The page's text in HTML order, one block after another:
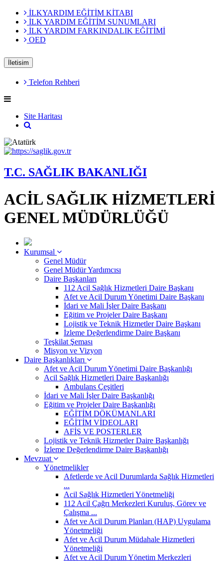
İLKYARDIM EĞİTİM KİTABI
İLK YARDIM EĞİTİM SUNUMLARI
İLK YARDIM FARKINDALIK EĞİTİMİ
OED
İletisim
Telefon Rehberi
Site Haritası
T.C. SAĞLIK BAKANLIĞI
ACİL SAĞLIK HİZMETLERİ
GENEL MÜDÜRLÜĞÜ
Kurumsal
Genel Müdür
Genel Müdür Yardımcısı
Daire Başkanları
112 Acil Sağlık Hizmetleri Daire Başkanı
Afet ve Acil Durum Yönetimi Daire Başkanı
İdari ve Mali İşler Daire Başkanı
Eğitim ve Projeler Daire Başkanı
Lojistik ve Teknik Hizmetler Daire Başkanı
İzleme Değerlendirme Daire Başkanı
Teşkilat Şeması
Misyon ve Vizyon
Daire Başkanlıkları
Afet ve Acil Durum Yönetimi Daire Başkanlığı
Acil Sağlık Hizmetleri Daire Başkanlığı
Ambulans Çeşitleri
İdari ve Mali İşler Daire Başkanlığı
Eğitim ve Projeler Daire Başkanlığı
EĞİTİM DÖKÜMANLARI
EĞİTİM VİDEOLARI
AFİŞ VE POSTERLER
Lojistik ve Teknik Hizmetler Daire Başkanlığı
İzleme Değerlendirme Daire Başkanlığı
Mevzuat
Yönetmelikler
Afetlerde ve Acil Durumlarda Sağlık Hizmetleri
...
Acil Sağlık Hizmetleri Yönetmeliği
112 Acil Çağrı Merkezleri Kuruluş, Görev ve
Çalışma ...
Afet ve Acil Durum Planları (HAP) Uygulama
Yönetmeliği
Afet ve Acil Durum Müdahale Hizmetleri
Yönetmeliği
Afet ve Acil Durum Yönetim Merkezleri